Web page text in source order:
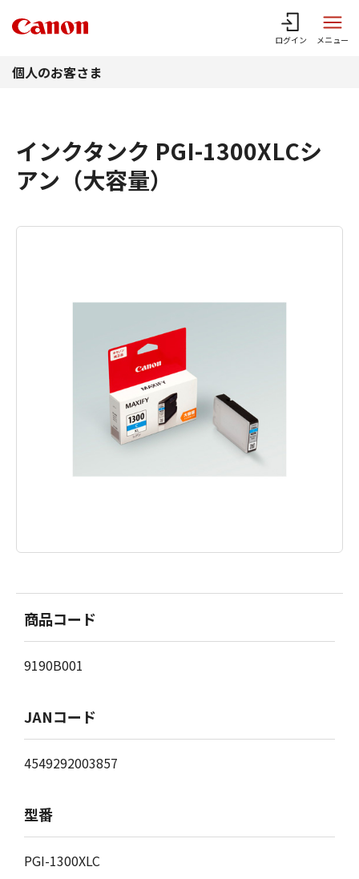
ログイン メニュー
個人のお客さま
インクタンク PGI-1300XLCシ
アン（大容量）
商品コード
9190B001
JANコード
4549292003857
型番
PGI-1300XLC